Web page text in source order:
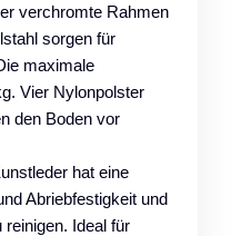
verchromte Rahmen
sorgen für
maximale
Vier Nylonpolster
den Boden vor
hat eine
Abriebfestigkeit und
reinigen. Ideal für